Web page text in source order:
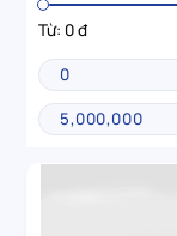
Từ: 0 đ